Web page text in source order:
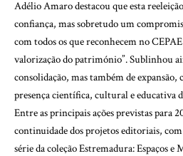
Adélio Amaro destacou que esta
confiança, mas sobretudo um
com todos os que reconhecem no
valorização do património”. Sublinhou
consolidação, mas também de
presença científica, cultural e educativa
Entre as principais ações previstas para
continuidade dos projetos editoriais,
série da coleção Estremadura: Espaços